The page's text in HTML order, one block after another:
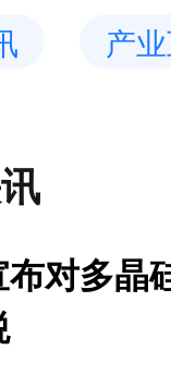
产
对多晶